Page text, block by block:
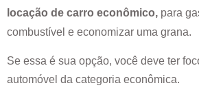
locação de carro econômico, para
combustível e economizar uma grana.
Se essa é sua opção, você deve ter
automóvel da categoria econômica.